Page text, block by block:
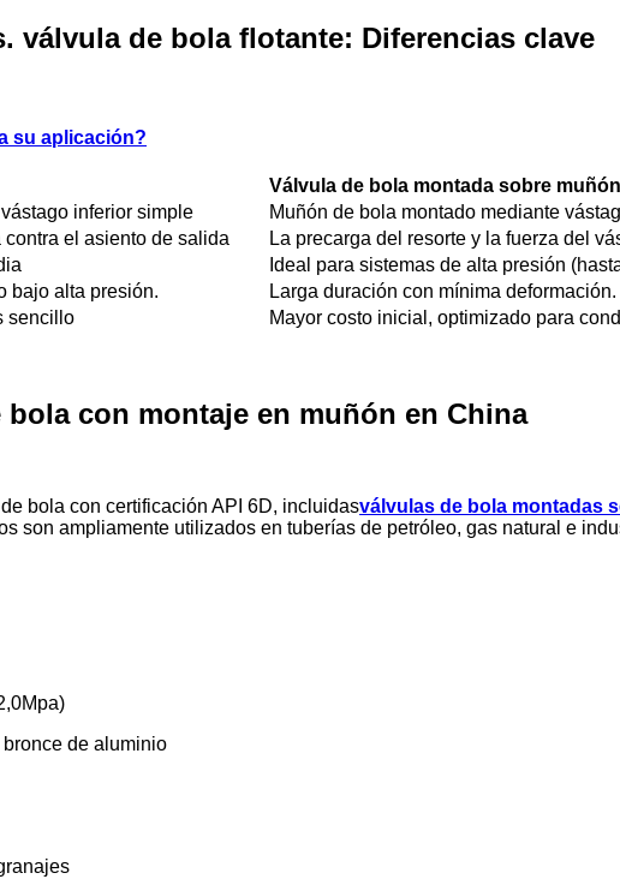
válvula de bola flotante: Diferencias clave
su aplicación?
Válvula de bola montada sobre muñón
inferior simple
Muñón de bola montado mediante
el asiento de salida
La precarga del resorte y la fuerza del
Ideal para sistemas de alta presión
bajo alta presión.
Larga duración con mínima deformación.
sencillo Mayor costo inicial, optimizado para
con montaje en muñón en China
bola con certificación API 6D, incluidasválvulas de bola montadas
son ampliamente utilizados en tuberías de petróleo, gas natural e
de aluminio